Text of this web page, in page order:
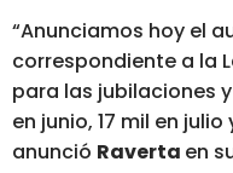
“Anunciamos hoy el
correspondiente a la
para las jubilaciones
en junio, 17 mil en
anunció Raverta en